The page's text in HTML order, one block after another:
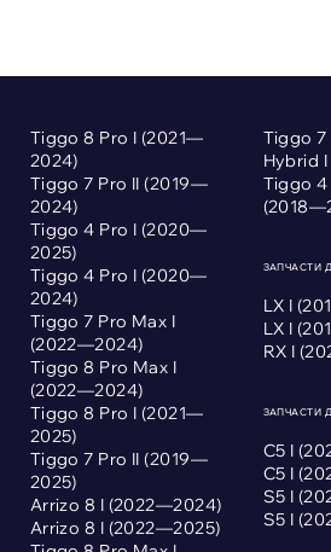
Tiggo 8 Pro I (2021—
2024)
Tiggo 7 Pro II (2019—
2024)
Tiggo 4 Pro I (2020—
2025)
Tiggo 4 Pro I (2020—
2024)
Tiggo 7 Pro Max I
(2022—2024)
Tiggo 8 Pro Max I
(2022—2024)
Tiggo 8 Pro I (2021—
2025)
Tiggo 7 Pro II (2019—
2025)
Arrizo 8 I (2022—2024)
Arrizo 8 I (2022—2025)
Tiggo 7
Hybrid
Tiggo 4
ЗАПЧАСТИ
LX I
LX I
RX I
ЗАПЧАСТИ
С5 I
С5 I
S5 I
S5 I